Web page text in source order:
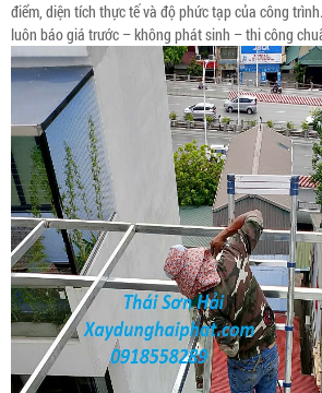
điểm, diện tích thực tế và độ phức tạp của công
luôn báo giá trước – không phát sinh – thi công